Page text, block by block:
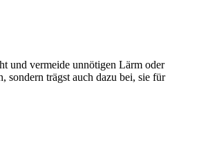
und vermeide unnötigen Lärm oder
sondern trägst auch dazu bei, sie für